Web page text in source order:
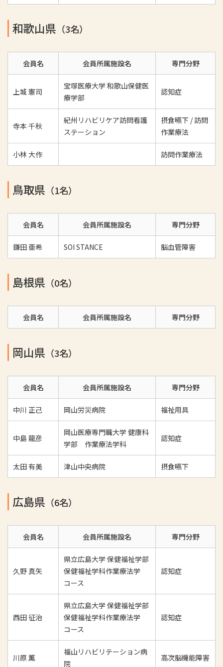
和歌山県 （3名）
会員名 会員所属施設名 専門分野
上城 憲司
宝塚医療大学 和歌山保健医
療学部
認知症
寺本 千秋
紀州リハビリケア訪問看護
ステーション
摂食嚥下 / 訪問
作業療法
小林 大作 訪問作業療法
鳥取県 （1名）
会員名 会員所属施設名 専門分野
鎌田 亜希 SOI STANCE 脳血管障害
島根県 （0名）
会員名 会員所属施設名 専門分野
岡山県 （3名）
会員名 会員所属施設名 専門分野
中川 正己 岡山労災病院 福祉用具
中島 龍彦
岡山医療専門職大学 健康科
学部 作業療法学科
認知症
太田 有美 津山中央病院 摂食嚥下
広島県 （6名）
会員名 会員所属施設名 専門分野
久野 真矢
県立広島大学 保健福祉学部
保健福祉学科作業療法学
コース
認知症
西田 征治
県立広島大学 保健福祉学部
保健福祉学科作業療法学
コース
認知症
川原 薫
福山リハビリテーション病
院
高次脳機能障害